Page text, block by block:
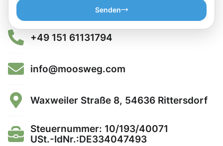
Senden
+49 151 61131794
info@moosweg.com
Waxweiler Straße 8, 54636 Rittersdorf
Steuernummer: 10/193/40071
USt.-IdNr.:DE334047493